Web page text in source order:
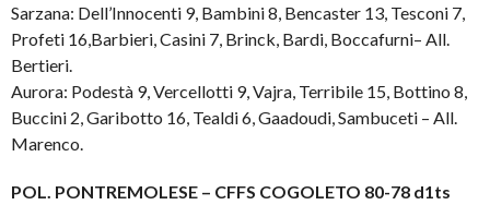
Sarzana: Dell’Innocenti 9, Bambini 8, Bencaster 13, Tesconi 7,
Profeti 16,Barbieri, Casini 7, Brinck, Bardi, Boccafurni– All.
Bertieri.
Aurora: Podestà 9, Vercellotti 9, Vajra, Terribile 15, Bottino 8,
Buccini 2, Garibotto 16, Tealdi 6, Gaadoudi, Sambuceti – All.
Marenco.
POL. PONTREMOLESE – CFFS COGOLETO 80-78 d1ts